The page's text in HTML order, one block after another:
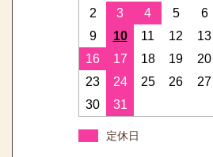
2
3 4 5 6
9
10 11 12 13
16
17 18 19 20
23
24 25 26 27
30
31
定休日